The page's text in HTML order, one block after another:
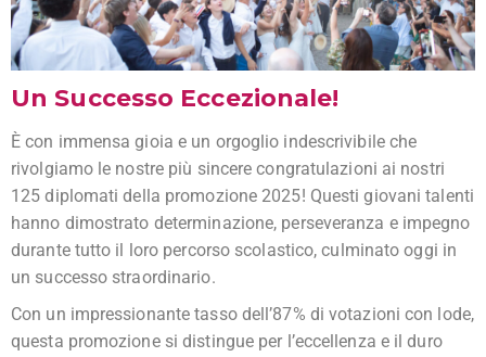
Un Successo Eccezionale!
È con immensa gioia e un orgoglio indescrivibile che
rivolgiamo le nostre più sincere congratulazioni ai nostri
125 diplomati della promozione 2025! Questi giovani talenti
hanno dimostrato determinazione, perseveranza e impegno
durante tutto il loro percorso scolastico, culminato oggi in
un successo straordinario.
Con un impressionante tasso dell’87% di votazioni con lode,
questa promozione si distingue per l’eccellenza e il duro